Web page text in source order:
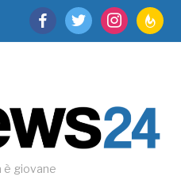
facebooktwitter instagram
è giovane